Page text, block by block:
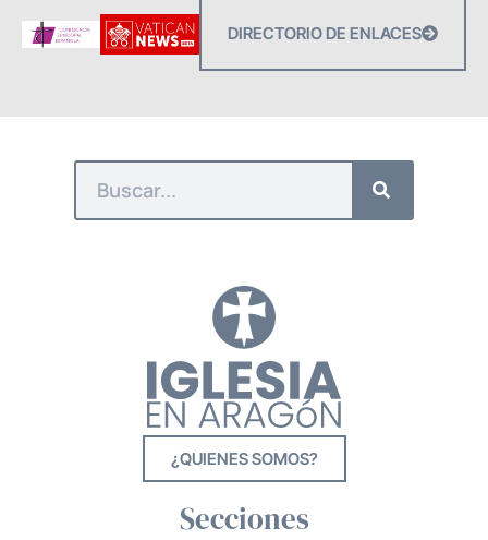
DIRECTORIO DE ENLACES
¿QUIENES SOMOS?
Secciones